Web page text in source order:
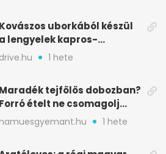
Kovászos uborkából készül
a lengyelek kapros-
savanykás levese
drive.hu 1 hete
Maradék tejfölös dobozban?
Forró ételt ne csomagolj
tégelybe
1 hete